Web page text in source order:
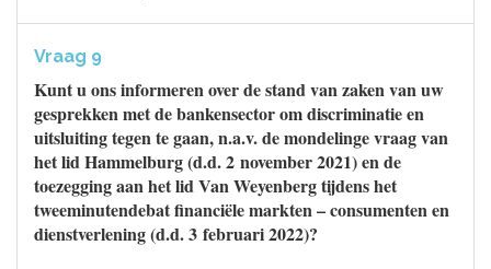
Vraag 9
Kunt u ons informeren over de stand van zaken van uw
gesprekken met de bankensector om discriminatie en
uitsluiting tegen te gaan, n.a.v. de mondelinge vraag van
het lid Hammelburg (d.d. 2 november 2021) en de
toezegging aan het lid Van Weyenberg tijdens het
tweeminutendebat financiële markten – consumenten en
dienstverlening (d.d. 3 februari 2022)?